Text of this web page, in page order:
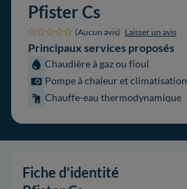
Pfister Cs
(Aucun avis) Laisser un avis
Principaux services proposés
Chaudière à gaz ou fioul
Pompe à chaleur et climatisation
Chauffe-eau thermodynamique
Fiche d'identité